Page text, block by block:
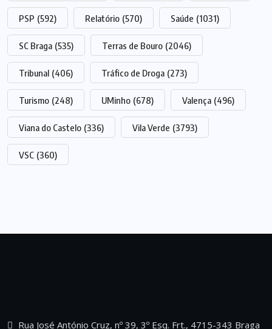
PSP (592) Relatório (570) Saúde (1031)
SC Braga (535) Terras de Bouro (2046)
Tribunal (406) Tráfico de Droga (273)
Turismo (248) UMinho (678) Valença (496)
Viana do Castelo (336) Vila Verde (3793)
VSC (360)
Rua José António Cruz, nº 39, 3º Esq. Frt., 4715-343 Braga